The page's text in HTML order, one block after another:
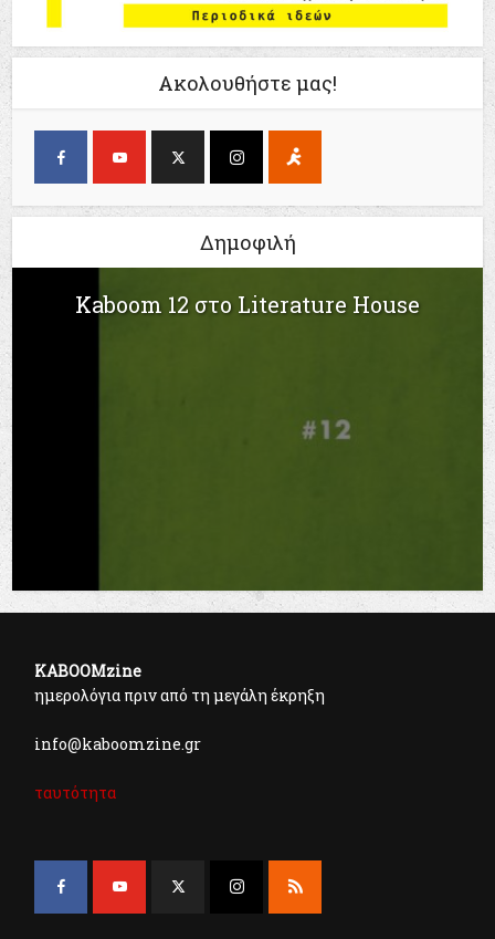
Ακολουθήστε μας!
Δημοφιλή
Kaboom 12 στο Literature House
KABOOMzine
ημερολόγια πριν από τη μεγάλη έκρηξη
info@kaboomzine.gr
ταυτότητα